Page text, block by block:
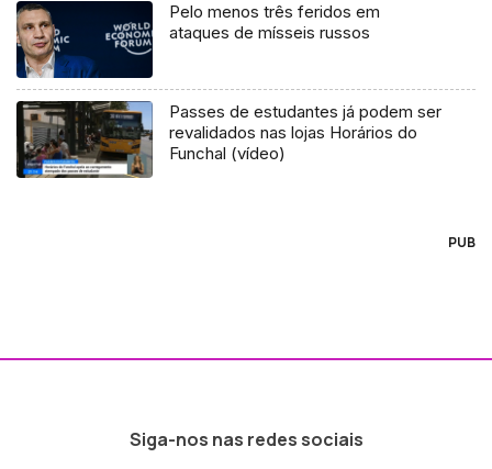
Pelo menos três feridos em
ataques de mísseis russos
Passes de estudantes já podem ser
revalidados nas lojas Horários do
Funchal (vídeo)
PUB
Siga-nos nas redes sociais